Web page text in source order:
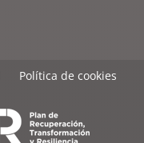
Política de cookies